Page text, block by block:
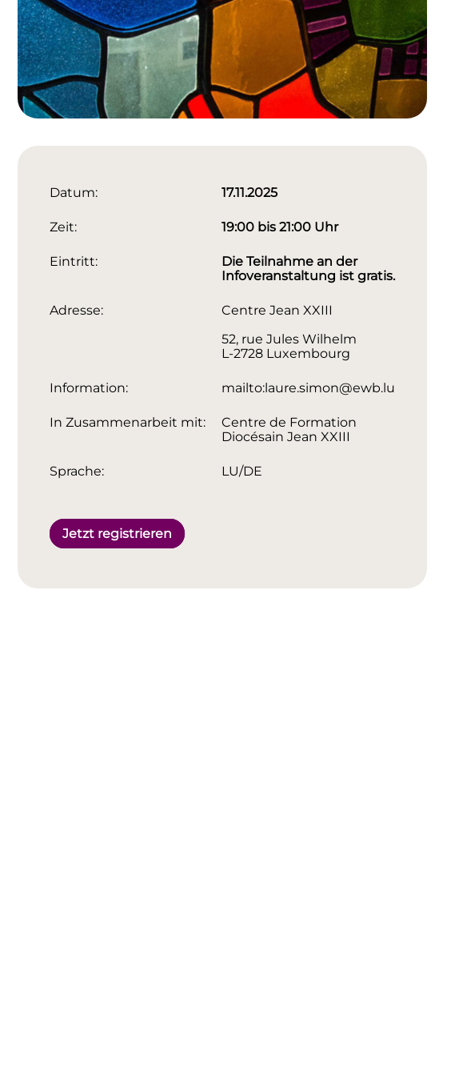
Datum: 17.11.2025
Zeit: 19:00 bis 21:00 Uhr
Eintritt:
Die Teilnahme an der
Infoveranstaltung ist gratis.
Adresse:
Centre Jean XXIII
52, rue Jules Wilhelm
L-2728 Luxembourg
Information: mailto:laure.simon@ewb.lu
In Zusammenarbeit mit:
Centre de Formation
Diocésain Jean XXIII
Sprache: LU/DE
Jetzt registrieren